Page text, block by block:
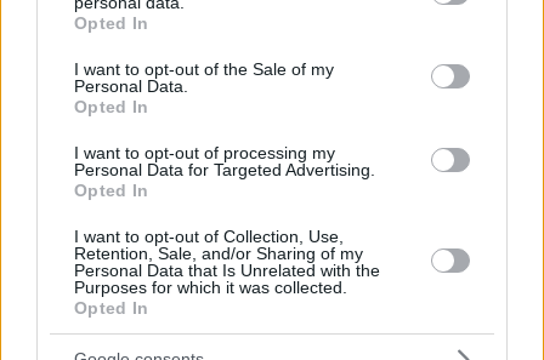
grant or deny consent to Google and its third-party tags to
use your data for below specified purposes in below Google
consent section.
Opted In
I want to opt-out of the Sale of my
Personal Data.
Opted In
I want to opt-out of processing my
Personal Data for Targeted Advertising.
Opted In
I want to opt-out of Collection, Use,
Retention, Sale, and/or Sharing of my
Personal Data that Is Unrelated with the
Purposes for which it was collected.
Opted In
σκοτώσετε
08.08.2026, 00:30
NBAer Μπράντον Κλαρκ
08.08.2026, 00:28
Όλες οι επιλογές
08.08.2026, 00:18
Συνάντηση Ζελένσκι-Βούτσιτς στο Βελιγράδι:
Οικονομία, ασφάλεια και στο βάθος... Ρωσία
08.08.2026, 00:14